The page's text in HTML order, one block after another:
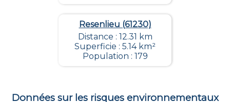
Resenlieu (61230)
Distance : 12.31 km
Superficie : 5.14 km²
Population : 179
Données sur les risques environnementaux